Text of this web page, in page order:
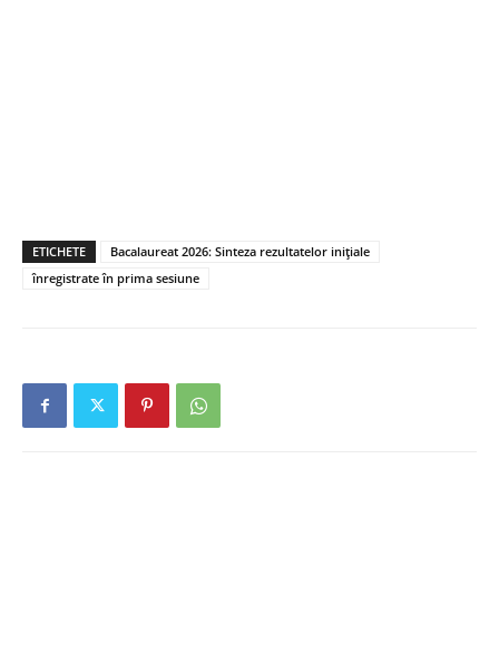
ETICHETE
Bacalaureat 2026: Sinteza rezultatelor inițiale
înregistrate în prima sesiune